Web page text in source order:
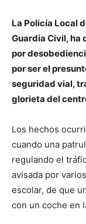
La Policía Local
Guardia Civil, ha
por
por ser el
seguridad vial,
glorieta del
Los hechos
cuando una
regulando el
avisada por
escolar, de que
con un coche en